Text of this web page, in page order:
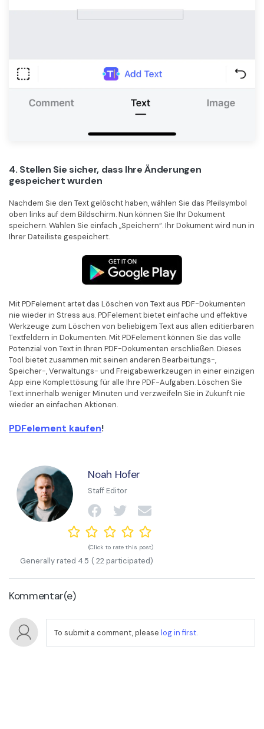
4. Stellen Sie sicher, dass Ihre Änderungen
gespeichert wurden
Nachdem Sie den Text gelöscht haben, wählen Sie das Pfeilsymbol
oben links auf dem Bildschirm. Nun können Sie Ihr Dokument
speichern. Wählen Sie einfach „Speichern“. Ihr Dokument wird nun in
Ihrer Dateiliste gespeichert.
Mit PDFelement artet das Löschen von Text aus PDF-Dokumenten
nie wieder in Stress aus. PDFelement bietet einfache und effektive
Werkzeuge zum Löschen von beliebigem Text aus allen editierbaren
Textfeldern in Dokumenten. Mit PDFelement können Sie das volle
Potenzial von Text in Ihren PDF-Dokumenten erschließen. Dieses
Tool bietet zusammen mit seinen anderen Bearbeitungs-,
Speicher-, Verwaltungs- und Freigabewerkzeugen in einer einzigen
App eine Komplettösung für alle Ihre PDF-Aufgaben. Löschen Sie
Text innerhalb weniger Minuten und verzweifeln Sie in Zukunft nie
wieder an einfachen Aktionen.
PDFelement kaufen!
Noah Hofer
Staff Editor
(Click to rate this post)
Generally rated 4.5 ( 22 participated)
Kommentar(e)
To submit a comment, please log in first.